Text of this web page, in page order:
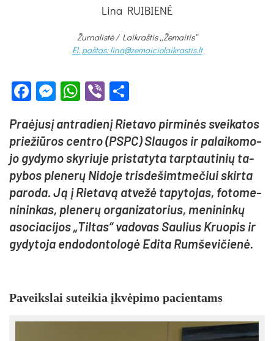
Lina RUIBIENĖ
Žurnalistė / Laikraštis „Žemaitis“
El. paštas: lina@zemaiciolaikrastis.lt
Facebook
Messenger
WhatsApp
Viber
Praė­ju­sį ant­ra­die­nį Rie­ta­vo pir­mi­nės svei­ka­tos
prie­žiū­ros cent­ro (PSPC) Slau­gos ir pa­lai­ko­mo­
jo gy­dy­mo sky­riu­je pri­sta­ty­ta tarp­tau­ti­nių ta­
py­bos ple­ne­rų Ni­do­je tris­de­šimt­me­čiui skir­ta
pa­ro­da. Ją į Rie­ta­vą at­ve­žė ta­py­to­jas, fo­to­me­
ni­nin­kas, ple­ne­rų or­ga­ni­za­to­rius, me­ni­nin­kų
aso­cia­ci­jos „Til­tas“ va­do­vas Sau­lius Kruo­pis ir
gy­dy­to­ja en­do­don­to­lo­gė Edi­ta Rum­še­vi­čie­nė.
Pa­veiks­lai su­tei­kia įkvė­pi­mo pa­cien­tams